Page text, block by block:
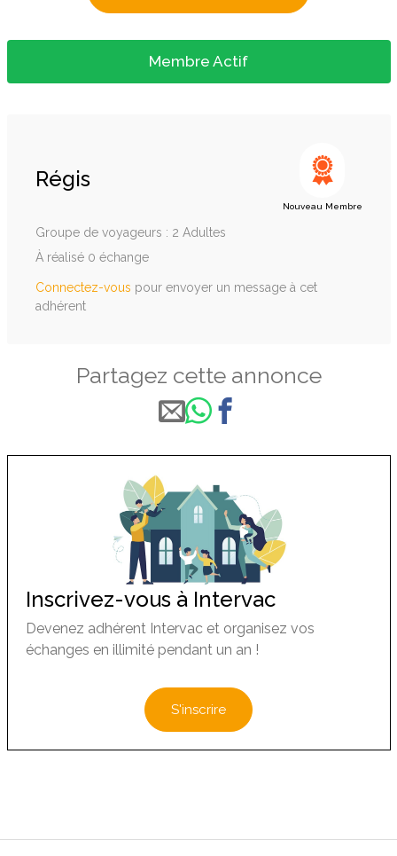
Membre Actif
Régis
Nouveau Membre
Groupe de voyageurs : 2 Adultes
À réalisé 0 échange
Connectez-vous pour envoyer un message à cet
adhérent
Partagez cette annonce
Inscrivez-vous à Intervac
Devenez adhérent Intervac et organisez vos
échanges en illimité pendant un an !
S'inscrire